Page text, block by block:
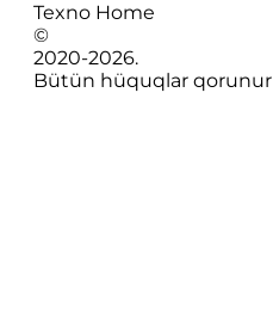
Texno Home
©
2020-2026.
Bütün hüquqlar qorunur